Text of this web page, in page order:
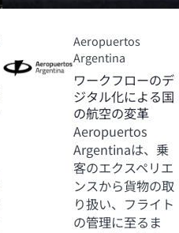
Aeropuertos
Argentina
ワークフローのデ
ジタル化による国
の航空の変革
Aeropuertos
Argentinaは、乗
客のエクスペリエ
ンスから貨物の取
り扱い、フライト
の管理に至るま